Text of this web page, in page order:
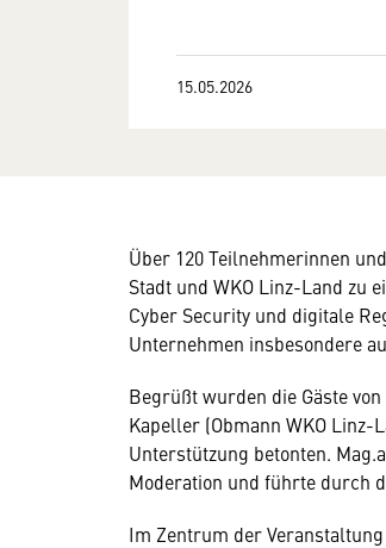
15.05.2026
Über 120 Teilnehmerinnen
Stadt und WKO Linz-Land zu
Cyber Security und digitale
Unternehmen insbesondere
Begrüßt wurden die Gäste
Kapeller (Obmann WKO
Unterstützung betonten.
Moderation und führte durch
Im Zentrum der